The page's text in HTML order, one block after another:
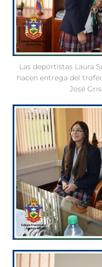
Las deportistas Laura
hacen entrega del
José